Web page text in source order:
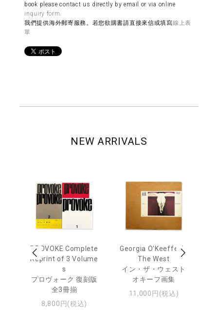
book please contact us directly by email or via online
inquiry form
我們提供海外郵寄服務。若您欲購書請直接來信或填寫線上表
單
NEW ARRIVALS
PROVOKE Complete
Reprint of 3 Volume
s
プロヴォーク 復刻版
全3冊揃
8,800円(税込)
Georgia O'Keeffe: In
The West
イン・ザ・ウェスト
オキーフ画集
11,000円(税込)